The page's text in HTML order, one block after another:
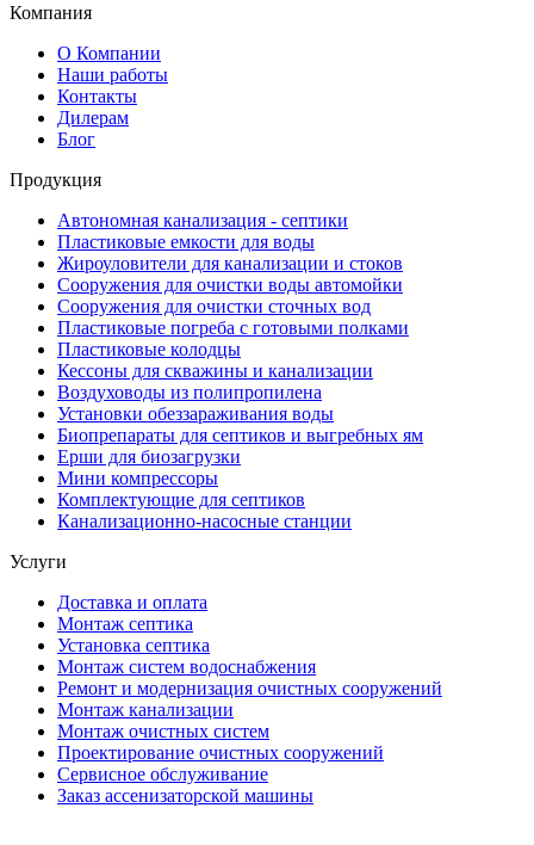
Компания
О Компании
Наши работы
Контакты
Дилерам
Блог
Продукция
Автономная канализация - септики
Пластиковые емкости для воды
Жироуловители для канализации и стоков
Сооружения для очистки воды автомойки
Сооружения для очистки сточных вод
Пластиковые погреба с готовыми полками
Пластиковые колодцы
Кессоны для скважины и канализации
Воздуховоды из полипропилена
Установки обеззараживания воды
Биопрепараты для септиков и выгребных ям
Ерши для биозагрузки
Мини компрессоры
Комплектующие для септиков
Канализационно-насосные станции
Услуги
Доставка и оплата
Монтаж септика
Установка септика
Монтаж систем водоснабжения
Ремонт и модернизация очистных сооружений
Монтаж канализации
Монтаж очистных систем
Проектирование очистных сооружений
Сервисное обслуживание
Заказ ассенизаторской машины